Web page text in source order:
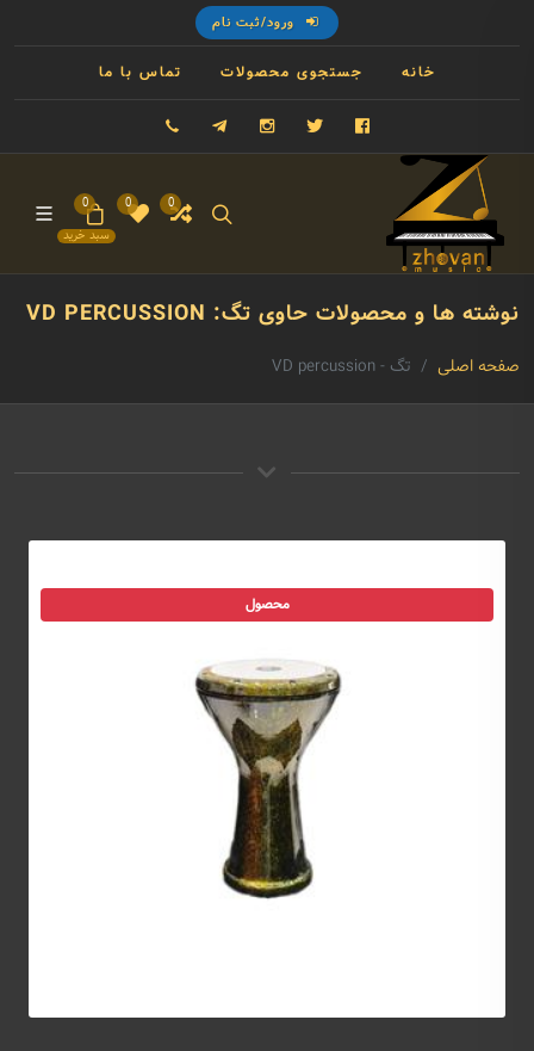
ورود/ثبت نام
خانه جستجوی محصولات تماس با ما
فیسبوک توییتر اینستاگرام تلگرام
0
0
سبد خرید
0
نوشته ها و محصولات حاوی تگ: VD PERCUSSION
صفحه اصلی تگ - VD percussion
محصول